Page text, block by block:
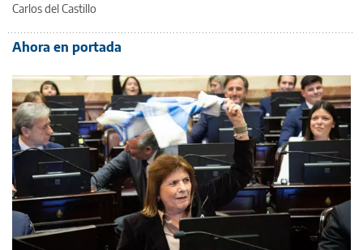
Carlos del Castillo
Ahora en portada